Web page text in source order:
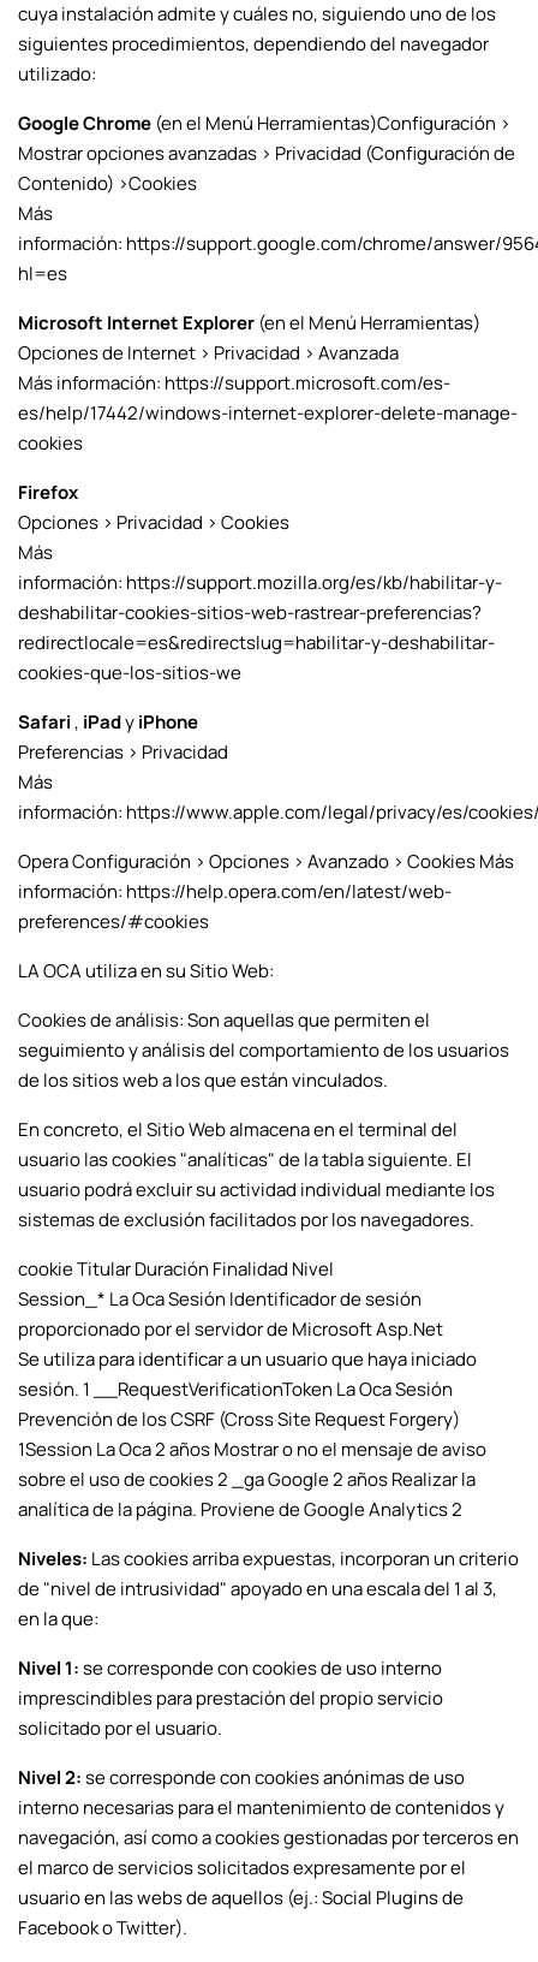
cuya instalación admite y cuáles no, siguiendo uno de los
siguientes procedimientos, dependiendo del navegador
utilizado:
Google Chrome (en el Menú Herramientas)Configuración >
Mostrar opciones avanzadas > Privacidad (Configuración de
Contenido) >Cookies
Más
información: https://support.google.com/chrome/answer/
hl=es
Microsoft Internet Explorer (enel Menú Herramientas)
Opciones de Internet > Privacidad > Avanzada
Más información: https://support.microsoft.com/es-
es/help/17442/windows-internet-explorer-delete-manage-
cookies
Firefox
Opciones > Privacidad > Cookies
Más
información: https://support.mozilla.org/es/kb/habilitar-y-
deshabilitar-cookies-sitios-web-rastrear-preferencias?
redirectlocale=es&redirectslug=habilitar-y-deshabilitar-
cookies-que-los-sitios-we
Safari, iPadyiPhone
Preferencias > Privacidad
Más
información: https://www.apple.com/legal/privacy/es/
Opera Configuración > Opciones > Avanzado > Cookies Más
información: https://help.opera.com/en/latest/web-
preferences/#cookies
LA OCA utiliza en su Sitio Web:
Cookies de análisis: Son aquellas que permiten el
seguimiento y análisis del comportamiento de los usuarios
de los sitios web a los que están vinculados.
En concreto, el Sitio Web almacena en el terminal del
usuario las cookies "analíticas" de la tabla siguiente. El
usuario podrá excluir su actividad individual mediante los
sistemas de exclusión facilitados por los navegadores.
cookie Titular Duración Finalidad Nivel
Session_* La Oca Sesión Identificador de sesión
proporcionado por el servidor de Microsoft Asp.Net
Se utiliza para identificar a un usuario que haya iniciado
sesión. 1 __RequestVerificationToken La Oca Sesión
Prevención de los CSRF (Cross Site Request Forgery)
1Session La Oca 2 años Mostrar o no el mensaje de aviso
sobre el uso de cookies 2 _ga Google 2 años Realizar la
analítica de la página. Proviene de Google Analytics 2
Niveles: Las cookies arriba expuestas, incorporan un criterio
de "nivel de intrusividad" apoyado en una escala del 1 al 3,
en la que:
Nivel 1:se corresponde con cookies de uso interno
imprescindibles para prestación del propio servicio
solicitado por el usuario.
Nivel 2:se corresponde con cookies anónimas de uso
interno necesarias para el mantenimiento de contenidos y
navegación, así como a cookies gestionadas por terceros en
el marco de servicios solicitados expresamente por el
usuario en las webs de aquellos (ej.: Social Plugins de
Facebook o Twitter).